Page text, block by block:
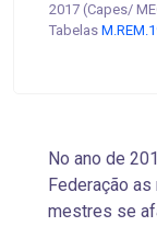
2017 (Capes/
Tabelas
No ano de
Federação
mestres se